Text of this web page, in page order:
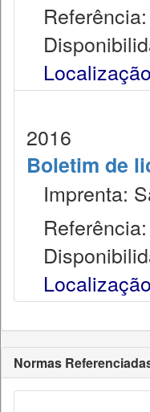
2016
Boletim de
Imprenta:
Normas